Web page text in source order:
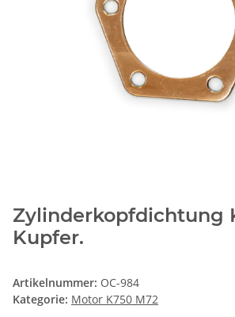
Zylinderkopfdichtung
Kupfer.
Artikelnummer: OC-984
Kategorie: Motor K750 M72